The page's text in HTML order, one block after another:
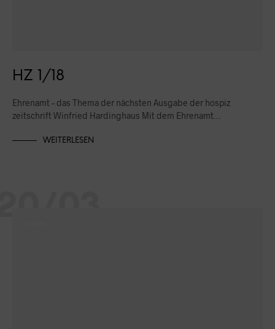
HZ 1/18
Ehrenamt – das Thema der nächsten Ausgabe der hospiz
zeitschrift Winfried Hardinghaus Mit dem Ehrenamt…
WEITERLESEN